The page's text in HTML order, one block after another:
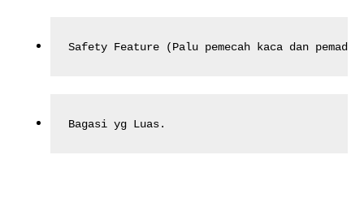
Safety Feature (Palu pemecah kaca dan
Bagasi yg Luas.